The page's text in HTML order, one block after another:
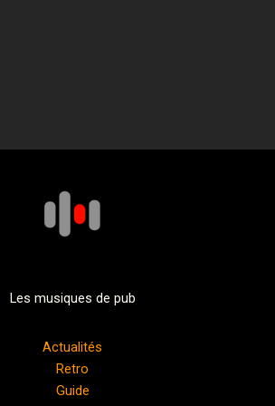
Les musiques de pub
Actualités
Retro
Guide